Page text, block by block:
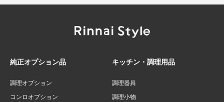
純正オプション品
調理オプション
コンロオプション
キッチン・調理用品
調理器具
調理小物